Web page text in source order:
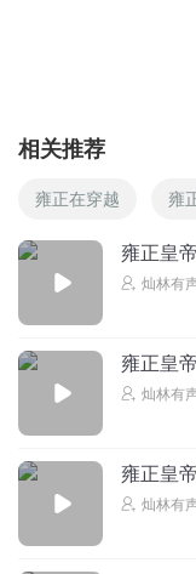
相关推荐
雍正在穿越 雍
雍正皇
灿林有
雍正皇
灿林有
雍正皇
灿林有